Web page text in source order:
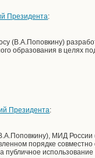
Президента:
(В.А.Поповкину)
образования в целях
Президента:
МИД
порядке